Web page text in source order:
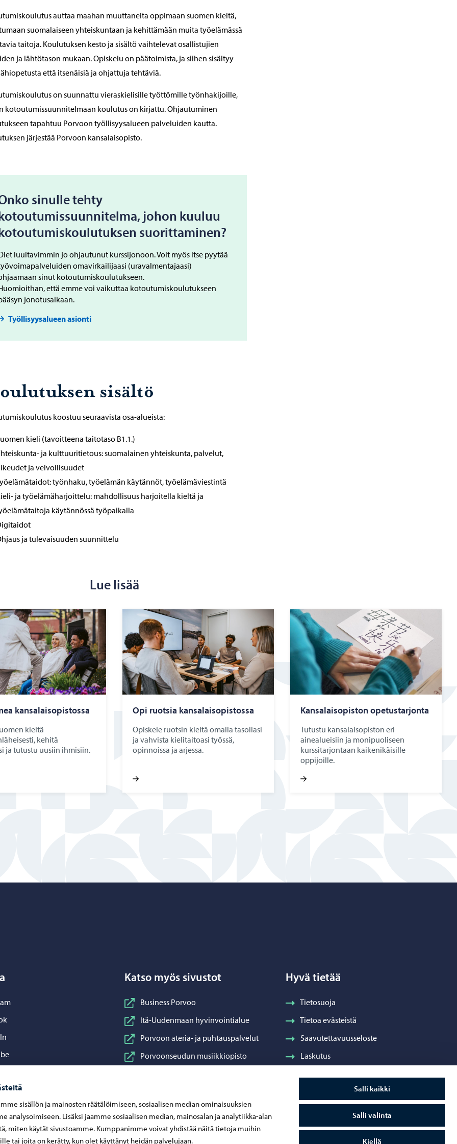
sisällön ja mainosten räätälöimiseen, sosiaalisen median ominaisuuksien
analysoimiseen. Lisäksi jaamme sosiaalisen median, mainosalan ja analytiikka-alan
miten käytät sivustoamme. Kumppanimme voivat yhdistää näitä tietoja muihin
tai joita on kerätty, kun olet käyttänyt heidän palvelujaan.
Salli kaikki
Salli valinta
Kiellä
auttaa maahan muuttaneita oppimaan suomen kieltä,
suomalaiseen yhteiskuntaan ja kehittämään muita työelämässä
taitoja. Koulutuksen kesto ja sisältö vaihtelevat osallistujien
ja lähtötason mukaan. Opiskelu on päätoimista, ja siihen sisältyy
että itsenäisiä ja ohjattuja tehtäviä.
on suunnattu vieraskielisille työttömille työnhakijoille,
kotoutumissuunnitelmaan koulutus on kirjattu. Ohjautuminen
tapahtuu Porvoon työllisyysalueen palveluiden kautta.
järjestää Porvoon kansalaisopisto.
sinulle tehty
johon kuuluu
suorittaminen?
luultavimmin jo ohjautunut kurssijonoon. Voit myös itse pyytää
omavirkailijaasi (uravalmentajaasi)
sinut kotoutumiskoulutukseen.
että emme voi vaikuttaa kotoutumiskoulutukseen
jonotusaikaan.
Työllisyysalueen asionti
sisältö
koostuu seuraavista osa-alueista:
kieli (tavoitteena taitotaso B1.1.)
ja kulttuuritietous: suomalainen yhteiskunta, palvelut,
ja velvollisuudet
työnhaku, työelämän käytännöt, työelämäviestintä
ja työelämäharjoittelu: mahdollisuus harjoitella kieltä ja
käytännössä työpaikalla
ja tulevaisuuden suunnittelu
Lue lisää
kan­sa­lais­opis­tos­sa
kieltä
kehitä
ja tutustu uusiin ihmisiin.
Opi ruot­sia kan­sa­lais­opis­tos­sa
Opiskele ruotsin kieltä omalla tasollasi
ja vahvista kielitaitoasi työssä,
opinnoissa ja arjessa.
Kan­sa­lais­opis­ton ope­tus­tar­jon­ta
Tutustu kansalaisopiston eri
ainealueisiin ja monipuoliseen
kurssitarjontaan kaikenikäisille
oppijoille.
Katso myös sivustot
Business Porvoo
Itä-Uudenmaan hyvinvointialue
Porvoon ateria- ja puhtauspalvelut
Porvoonseudun musiikkiopisto
Taidetehdas
Visit Porvoo
Hyvä tietää
Tietosuoja
Tietoa evästeistä
Saavutettavuusseloste
Laskutus